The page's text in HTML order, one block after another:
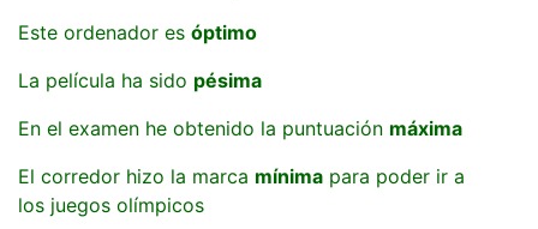
Este ordenador es óptimo
La película ha sido pésima
En el examen he obtenido la puntuación máxima
El corredor hizo la marca mínima para poder ir a
los juegos olímpicos